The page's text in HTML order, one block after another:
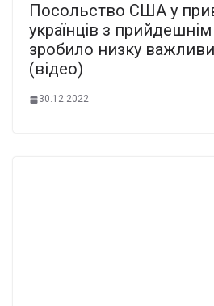
Посольство США у
українців з
зробило низку
(відео)
30.12.2022